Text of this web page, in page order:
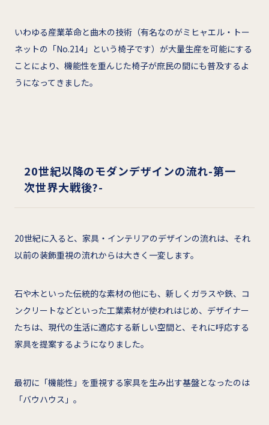
いわゆる産業革命と曲木の技術（有名なのがミヒャエル・トー
ネットの「No.214」という椅子です）が大量生産を可能にする
ことにより、機能性を重んじた椅子が庶民の間にも普及するよ
うになってきました。
20世紀以降のモダンデザインの流れ-第一
次世界大戦後?-
20世紀に入ると、家具・インテリアのデザインの流れは、それ
以前の装飾重視の流れからは大きく一変します。
石や木といった伝統的な素材の他にも、新しくガラスや鉄、コ
ンクリートなどといった工業素材が使われはじめ、デザイナー
たちは、現代の生活に適応する新しい空間と、それに呼応する
家具を提案するようになりました。
最初に「機能性」を重視する家具を生み出す基盤となったのは
「バウハウス」。